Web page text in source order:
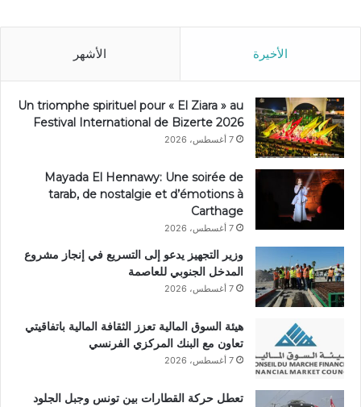
الأخيرة الأشهر
Un triomphe spirituel pour « El Ziara » au
Festival International de Bizerte 2026
7 أغسطس، 2026
Mayada El Hennawy: Une soirée de
tarab, de nostalgie et d’émotions à
Carthage
7 أغسطس، 2026
وزير التجهيز يدعو إلى التسريع في إنجاز مشروع
المدخل الجنوبي للعاصمة
7 أغسطس، 2026
هيئة السوق المالية تعزز الثقافة المالية باتفاقيتي
تعاون مع البنك المركزي الفرنسي
7 أغسطس، 2026
تعطل حركة القطارات بين تونس وجبل الجلود